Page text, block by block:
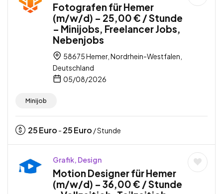
Fotografen für Hemer
(m/w/d) – 25,00 € / Stunde
– Minijobs, Freelancer Jobs,
Nebenjobs
58675 Hemer, Nordrhein-Westfalen,
Deutschland
05/08/2026
Minijob
25Euro - 25Euro / Stunde
Grafik, Design
Motion Designer für Hemer
(m/w/d) – 36,00 € / Stunde